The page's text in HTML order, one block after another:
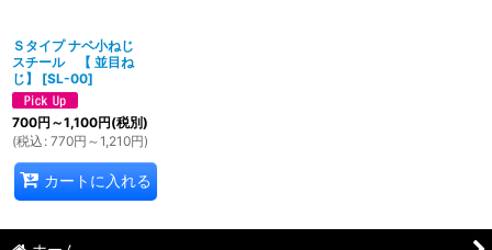
Ｓタイプ ナベ小ねじ
スチール 【 並目ね
じ】
[SL-00]
700円 ～1,100円(税別)
(税込 : 770円 ～1,210円)
カートに入れる